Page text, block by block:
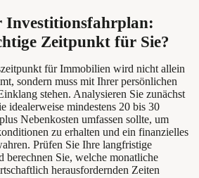
Investitionsfahrplan:
Zeitpunkt für Sie?
für Immobilien wird nicht allein
sondern muss mit Ihrer persönlichen
stehen. Analysieren Sie zunächst
idealerweise mindestens 20 bis 30
Nebenkosten umfassen sollte, um
zu erhalten und ein finanzielles
Prüfen Sie Ihre langfristige
berechnen Sie, welche monatliche
herausfordernden Zeiten